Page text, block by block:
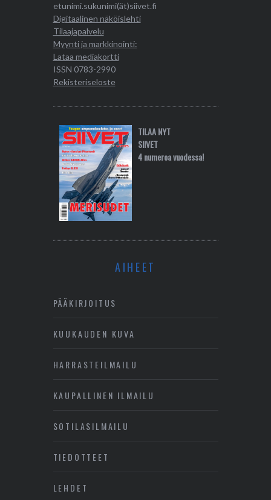
etunimi.sukunimi(ät)siivet.fi
Digitaalinen näköislehti
Tilaajapalvelu
Myynti ja markkinointi:
Lataa mediakortti
ISSN 0783-2990
Rekisteriseloste
TILAA NYT
SIIVET
4 numeroa vuodessa!
AIHEET
PÄÄKIRJOITUS
KUUKAUDEN KUVA
HARRASTEILMAILU
KAUPALLINEN ILMAILU
SOTILASILMAILU
TIEDOTTEET
LEHDET